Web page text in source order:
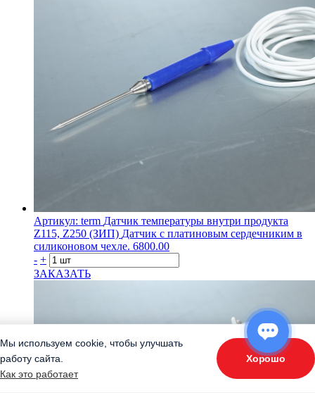
Артикул: term Датчик температуры внутри продукта
Z115, Z250 (ЗИП) Датчик с платиновым сердечниким в
силиконовом чехле. 6800.00
- +
ЗАКАЗАТЬ
Мы используем cookie, чтобы улучшать
работу сайта.
Как это работает
Хорошо
«Подберите оборудование»